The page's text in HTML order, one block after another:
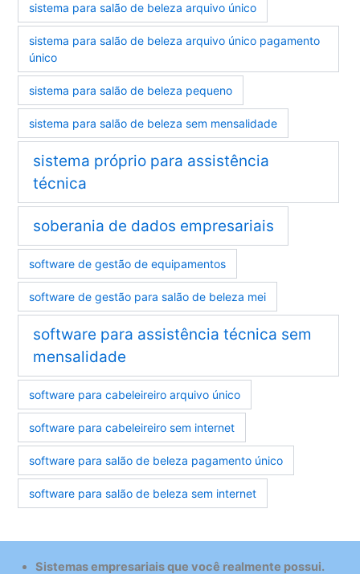
sistema para salão de beleza arquivo único
sistema para salão de beleza arquivo único pagamento
único
sistema para salão de beleza pequeno
sistema para salão de beleza sem mensalidade
sistema próprio para assistência
técnica
soberania de dados empresariais
software de gestão de equipamentos
software de gestão para salão de beleza mei
software para assistência técnica sem
mensalidade
software para cabeleireiro arquivo único
software para cabeleireiro sem internet
software para salão de beleza pagamento único
software para salão de beleza sem internet
Sistemas empresariais que você realmente possui.